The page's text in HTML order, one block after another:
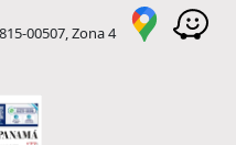
00507, Zona 4